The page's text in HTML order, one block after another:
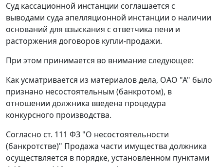
Суд кассационной инстанции соглашается с
выводами суда апелляционной инстанции о наличии
оснований для взыскания с ответчика пени и
расторжения договоров купли-продажи.
При этом принимается во внимание следующее:
Как усматривается из материалов дела, ОАО "А" было
признано несостоятельным (банкротом), в
отношении должника введена процедура
конкурсного производства.
Согласно ст. 111 ФЗ "О несостоятельности
(банкротстве)" Продажа части имущества должника
осуществляется в порядке, установленном пунктами